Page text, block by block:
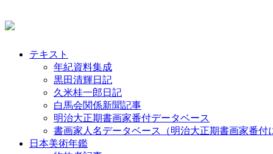
テキスト
年紀資料集成
黒田清輝日記
久米桂一郎日記
白馬会関係新聞記事
明治大正期書画家番付データベース
書画家人名データベース（明治大正期書画家番付
日本美術年鑑